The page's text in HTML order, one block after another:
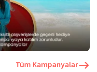
Tüm Kampanyalar